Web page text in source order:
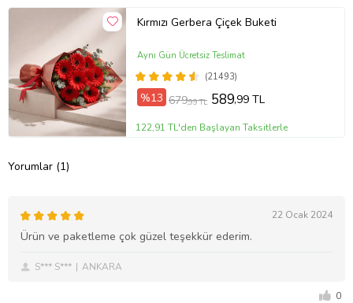
Kırmızı Gerbera Çiçek Buketi
(21493)
Aynı Gün Ücretsiz Teslimat
%13 679,99 TL 589,99 TL
122,91 TL'den Başlayan Taksitlerle
Yorumlar (1)
22 Ocak 2024
Ürün ve paketleme çok güzel teşekkür ederim.
S*** S*** ANKARA
0